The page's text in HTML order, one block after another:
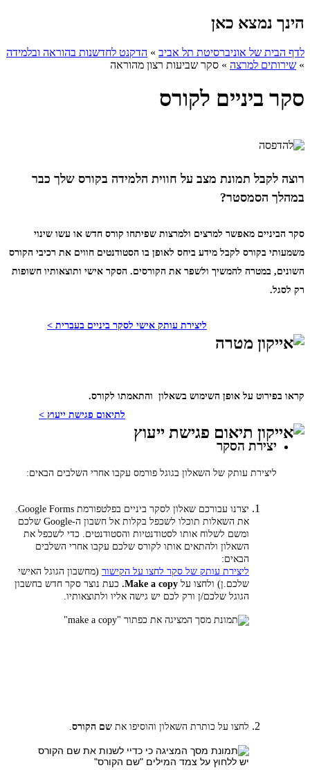
הינך נמצא כאן
לדף הבית של אוניברסיטת תל אביב » הדקנט לחדשנות בהוראה ובלמידה
» שירותים למרצה » סקר שביעות רצון מהוראה
סקר ביניים לקורס
רוצה לקבל תמונת מצב על חווית הלמידה בקורס שלך כבר
במהלך הסמסטר?
סקר הביניים מאפשר למרצים ולמרצות שפיתחו קורס חדש או עשו שינוי
משמעותי בקורס לקבל מידע ביחס לאופן בו הסטודנטים חווים את רכיבי הקורס
השונים, במטרה להמשיך ולשפר את הקורסים. הסקר אישי ותוצאותיו חשופות
רק לסגל.
ליצירת עותק אישי לסקר ביניים בעברית >
קראו בפירוט על אופן השימוש בשאלון והתאמתו לקורס.
לתיאום פגישת ייעוץ >
יצירת הסקר
ליצירת עותק של השאלון בגוגל פורמס עקבו אחרי השלבים הבאים:
יצרנו עבורכם שאלון לסקר ביניים בפלטפורמת Google Forms.
את השאלות תוכלו לשכפל בקלות אל חשבון ה-Google שלכם
ומשם לשלוח אותו לסטודנטיות והסטודנטים. כדי לשכפל את
השאלון ולהתאים אותו לקורס שלכם עקבו אחרי השלבים
הבאים:
ליצירת עותק של סקר לחצו על הקישור (מחשבון הגוגל האישי
שלכם.ן) ולחצו על Make a copy. כעת נוצר סקר חדש בחשבון
הגוגל שלכם/ן ורק לכם יש גישה אליו ולתוצאותיו.
לחצו על כותרת השאלון והוסיפו את שם הקורס.